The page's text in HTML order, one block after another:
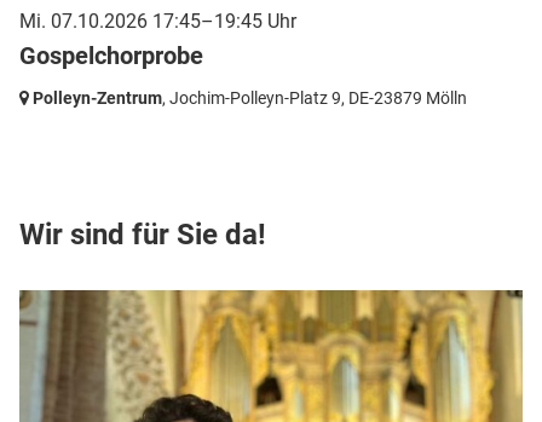
Mi. 07.10.2026 17:45–19:45 Uhr
Gospelchorprobe
Polleyn-Zentrum, Jochim-Polleyn-Platz 9, DE-23879 Mölln
Wir sind für Sie da!